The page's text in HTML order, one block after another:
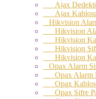
Ajax
Ajax
Hikvision
Hikvision
Hikvision
Hikvision
Hikvision
Opax Alarm
Opax Alarm
Opax
Opax Şifre